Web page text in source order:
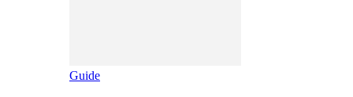
Guide